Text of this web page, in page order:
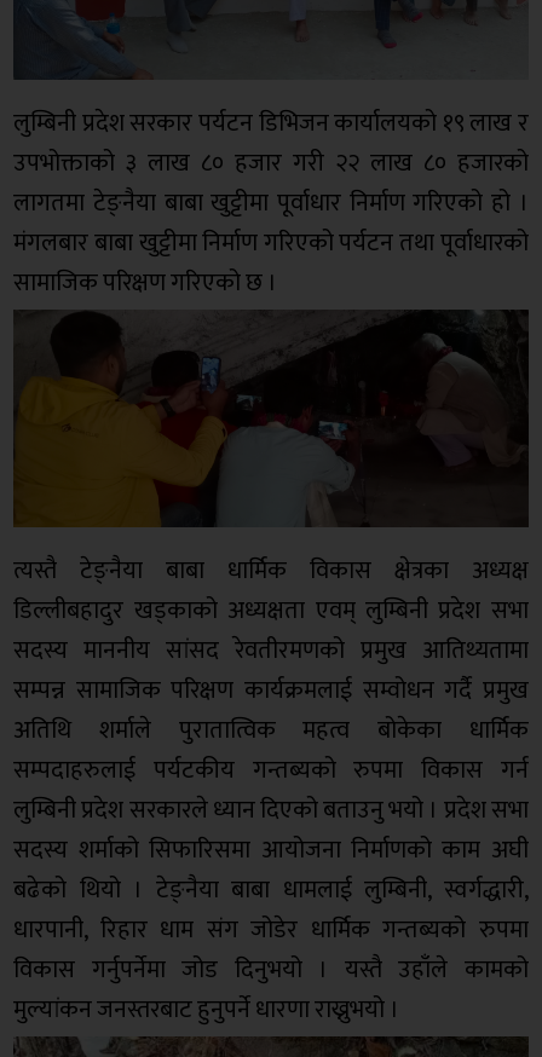
लुम्बिनी प्रदेश सरकार पर्यटन डिभिजन कार्यालयको १९ लाख र
उपभोक्ताको ३ लाख ८० हजार गरी २२ लाख ८० हजारको
लागतमा टेङ्नैया बाबा खुट्टीमा पूर्वाधार निर्माण गरिएको हो ।
मंगलबार बाबा खुट्टीमा निर्माण गरिएको पर्यटन तथा पूर्वाधारको
सामाजिक परिक्षण गरिएको छ ।
त्यस्तै टेङ्नैया बाबा धार्मिक विकास क्षेत्रका अध्यक्ष
डिल्लीबहादुर खड्काको अध्यक्षता एवम् लुम्बिनी प्रदेश सभा
सदस्य माननीय सांसद रेवतीरमणको प्रमुख आतिथ्यतामा
सम्पन्न सामाजिक परिक्षण कार्यक्रमलाई सम्वोधन गर्दै प्रमुख
अतिथि शर्माले पुरातात्विक महत्व बोकेका धार्मिक
सम्पदाहरुलाई पर्यटकीय गन्तब्यको रुपमा विकास गर्न
लुम्बिनी प्रदेश सरकारले ध्यान दिएको बताउनु भयो । प्रदेश सभा
सदस्य शर्माको सिफारिसमा आयोजना निर्माणको काम अघी
बढेको थियो । टेङ्नैया बाबा धामलाई लुम्बिनी, स्वर्गद्धारी,
धारपानी, रिहार धाम संग जोडेर धार्मिक गन्तब्यको रुपमा
विकास गर्नुपर्नेमा जोड दिनुभयो । यस्तै उहाँले कामको
मुल्यांकन जनस्तरबाट हुनुपर्ने धारणा राख्नुभयो ।